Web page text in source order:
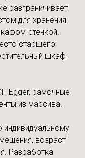
разграничивает
для хранения
стенкой.
старшего
шкаф-
Egger, рамочные
из массива.
индивидуальному
возраст
Разработка